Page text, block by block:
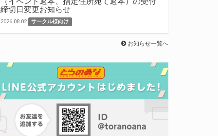
締切日変更お知らせ
2026.08.02 サークル様向け
お知らせ一覧へ